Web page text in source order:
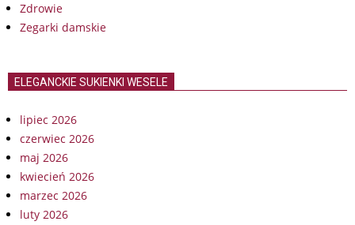
Zdrowie
Zegarki damskie
ELEGANCKIE SUKIENKI WESELE
lipiec 2026
czerwiec 2026
maj 2026
kwiecień 2026
marzec 2026
luty 2026